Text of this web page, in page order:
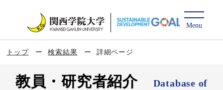
トップ 検索結果 詳細ページ
教員・研究者紹介
Database of